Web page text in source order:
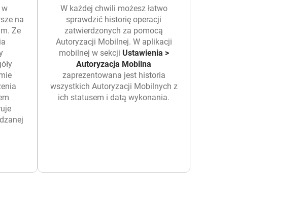
w
na
Ze
W każdej chwili możesz łatwo
sprawdzić historię operacji
zatwierdzonych za pomocą
Autoryzacji Mobilnej. W aplikacji
mobilnej w sekcji Ustawienia >
Autoryzacja Mobilna
zaprezentowana jest historia
wszystkich Autoryzacji Mobilnych z
ich statusem i datą wykonania.